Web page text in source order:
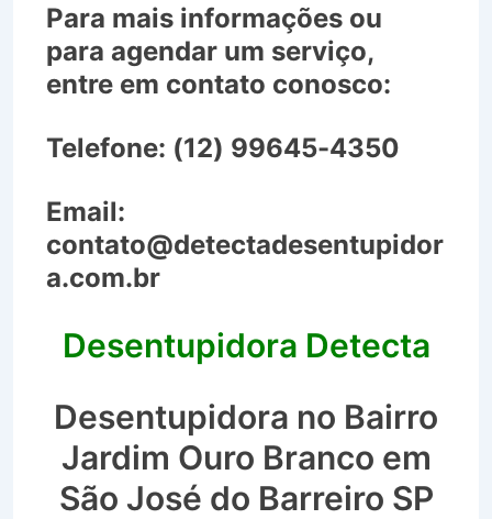
Para mais informações ou
para agendar um serviço,
entre em contato conosco:
Telefone: (12) 99645-4350
Email:
contato@detectadesentupidor
a.com.br
Desentupidora Detecta
Desentupidora no Bairro
Jardim Ouro Branco em
São José do Barreiro SP